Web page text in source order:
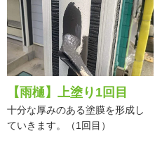
【雨樋】上塗り1回目
十分な厚みのある塗膜を形成し
ていきます。（1回目）